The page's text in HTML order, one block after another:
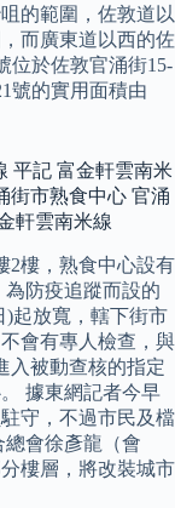
的範圍，佐敦道以
而廣東道以西的佐
位於佐敦官涌街15-
號的實用面積由
平記 富金軒雲南米
街市熟食中心 官涌
軒雲南米線
2樓，熟食中心設有
防疫追蹤而設的
)起放寬，轄下街市
會有專人檢查，與
入被動查核的指定
據東網記者今早
守，不過市民及檔
會徐彥龍（會
樓層，將改裝城市